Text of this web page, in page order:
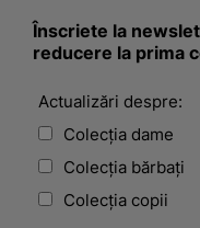
Înscriete la
reducere la prima
Actualizări despre:
Colecția dame
Colecția bărbați
Colecția copii